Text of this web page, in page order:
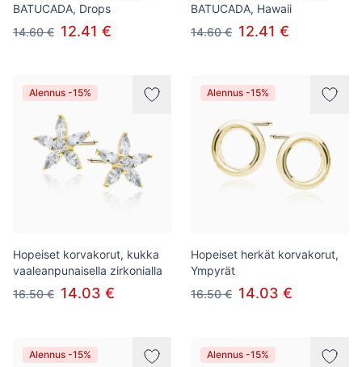
BATUCADA, Drops
14.60 € 12.41 €
BATUCADA, Hawaii
14.60 € 12.41 €
Alennus -15%
Hopeiset korvakorut, kukka
vaaleanpunaisella zirkonialla
16.50 € 14.03 €
Alennus -15%
Hopeiset herkät korvakorut,
Ympyrät
16.50 € 14.03 €
Alennus -15% Alennus -15%